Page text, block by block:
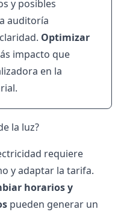
y posibles
auditoría
Optimizar
impacto que
en la
la luz?
requiere
y adaptar la tarifa.
horarios y
pueden generar un